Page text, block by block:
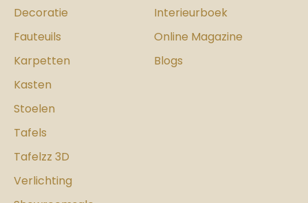
Decoratie
Fauteuils
Karpetten
Kasten
Stoelen
Tafels
Tafelzz 3D
Verlichting
Interieurboek
Online Magazine
Blogs